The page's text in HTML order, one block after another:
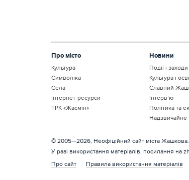
Про місто
Культура
Символіка
Села
Інтернет-ресурси
ТРК «Жасмін»
Новини
Події і заходи
Культура і
Славний
Інтерв’ю
Політика та
Надзвичайне
© 2005—2026, Неофіційний сайт міста Жашкова.
У разі використання матеріалів, посилання на
Про сайт
Правила використання матеріалів